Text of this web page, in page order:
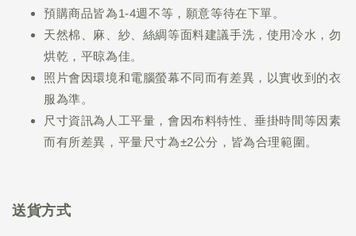
預購商品皆為1-4週不等，願意等待在下單。
天然棉、麻、紗、絲綢等面料建議手洗，使用冷水，勿
烘乾，平晾為佳。
照片會因環境和電腦螢幕不同而有差異，以實收到的衣
服為準。
尺寸資訊為人工平量，會因布料特性、垂掛時間等因素
而有所差異，平量尺寸為±2公分，皆為合理範圍。
送貨方式